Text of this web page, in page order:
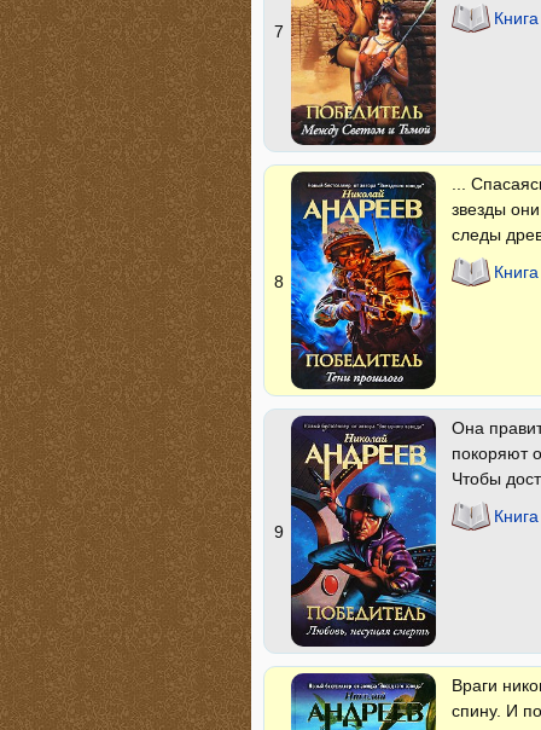
7
8
...
звезды
следы
9
Она
покоряют
Чтобы
Враги
спину. И